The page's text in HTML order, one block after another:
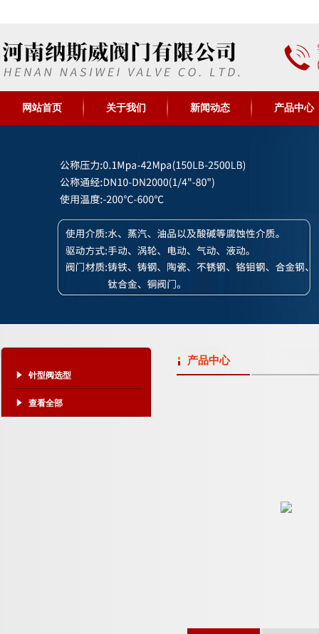
网站首页 关于我们 新闻动态 产品中心
针型阀选型
查看全部
产品中心